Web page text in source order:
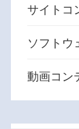
サイトコ
ソフトウ
動画コン